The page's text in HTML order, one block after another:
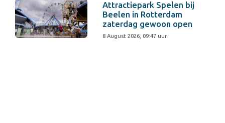
Attractiepark Spelen bij
Beelen in Rotterdam
zaterdag gewoon open
8 August 2026, 09:47 uur